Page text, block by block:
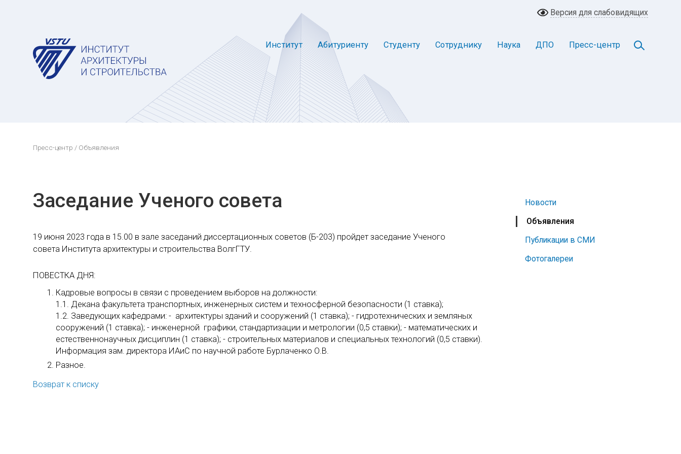
Версия для слабовидящих
Институт Абитуриенту Студенту Сотруднику Наука ДПО Пресс-центр
Пресс-центр / Объявления
Новости
Объявления
Публикации в СМИ
Фотогалереи
Заседание Ученого совета
19 июня 2023 года в 15.00 в зале заседаний диссертационных советов (Б-203) пройдет заседание Ученого
совета Института архитектуры и строительства ВолгГТУ.
ПОВЕСТКА ДНЯ:
Кадровые вопросы в связи с проведением выборов на должности:
1.1. Декана факультета транспортных, инженерных систем и техносферной безопасности (1 ставка);
1.2. Заведующих кафедрами: - архитектуры зданий и сооружений (1 ставка); - гидротехнических и земляных
сооружений (1 ставка); - инженерной графики, стандартизации и метрологии (0,5 ставки); - математических и
естественнонаучных дисциплин (1 ставка); - строительных материалов и специальных технологий (0,5 ставки).
Информация зам. директора ИАиС по научной работе Бурлаченко О.В.
Разное.
Возврат к списку